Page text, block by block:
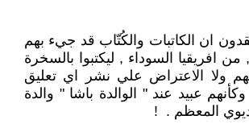
ان الكاتبات والكُتّاب قد جيء بهم
افريقيا السوداء , ليكتبوا بالسخرة
ولا الاعتراض علي نشر اي تعليق
عبيد عند " الوالدة باشا " والدة
المعظم . !